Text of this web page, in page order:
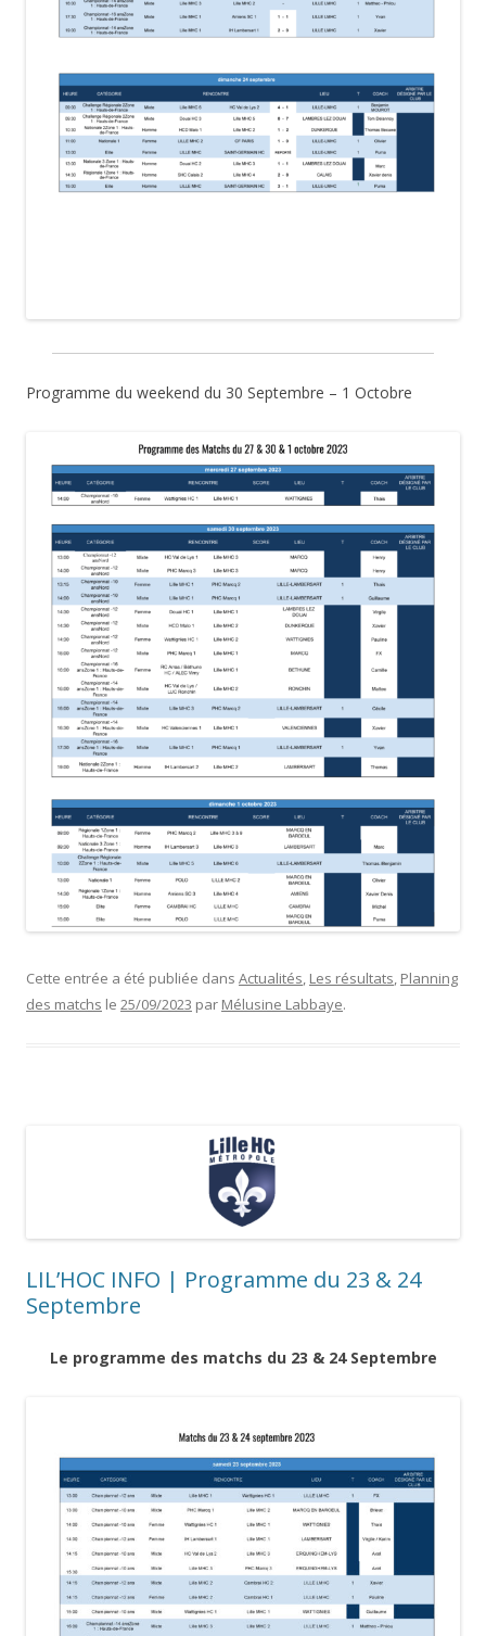
Programme du weekend du 30 Septembre – 1 Octobre
Cette entrée a été publiée dans Actualités, Les résultats, Planning
des matchs le 25/09/2023 par Mélusine Labbaye.
LIL’HOC INFO | Programme du 23 & 24
Septembre
Le programme des matchs du 23 & 24 Septembre